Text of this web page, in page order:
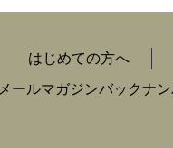
はじめての方へ
メールマガジンバックナ